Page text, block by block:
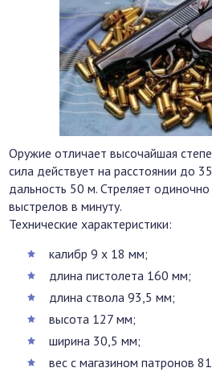
Оружие отличает высочайшая
сила действует на расстоянии до
дальность 50 м. Стреляет
выстрелов в минуту.
Технические характеристики:
калибр 9 x 18 мм;
длина пистолета 160 мм;
длина ствола 93,5 мм;
высота 127 мм;
ширина 30,5 мм;
вес с магазином патронов